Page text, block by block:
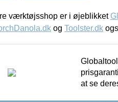
værktøjsshop er i øjeblikket
og Toolster.dk
at se